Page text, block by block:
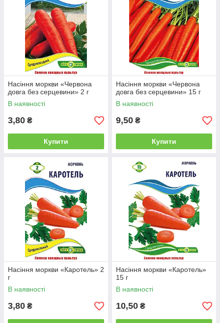
Насіння моркви «Червона
довга без серцевини» 2 г
В наявності
3,80 ₴
Купити
Насіння моркви «Червона
довга без серцевини» 15 г
В наявності
9,50 ₴
Купити
Насіння моркви «Каротель» 2
г
В наявності
3,80 ₴
Насіння моркви «Каротель»
15 г
В наявності
10,50 ₴